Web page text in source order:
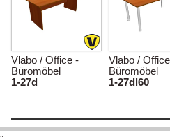
Vlabo / Office -
Büromöbel
1-27d
Vlabo /
Büromöbel
1-27dl60